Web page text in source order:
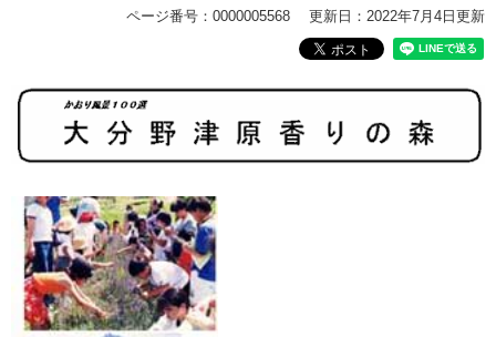
ページ番号：0000005568 更新日：2022年7月4日更新